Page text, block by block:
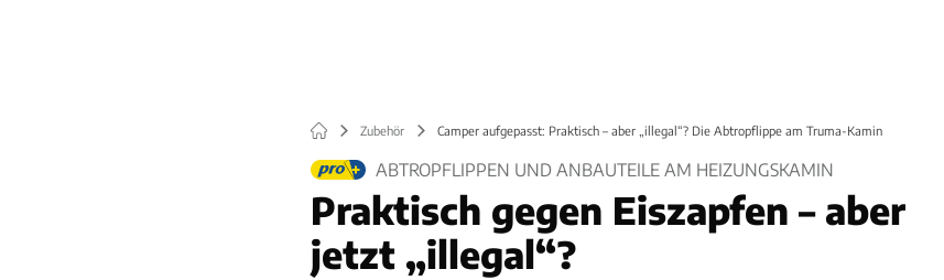
Zubehör Camper aufgepasst: Praktisch – aber „illegal“? Die Abtropflippe am Truma-Kamin
ABTROPFLIPPEN UND ANBAUTEILE AM HEIZUNGSKAMIN
Praktisch gegen Eiszapfen – aber
jetzt „illegal“?